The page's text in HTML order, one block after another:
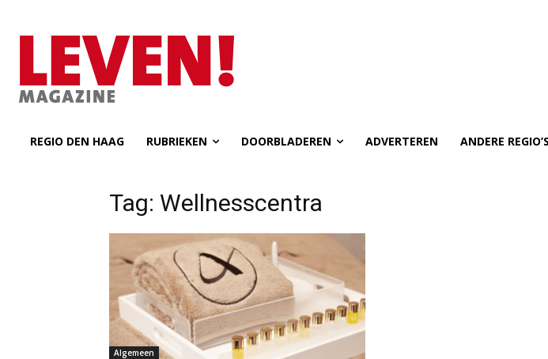
REGIO DEN HAAG RUBRIEKEN DOORBLADEREN ADVERTEREN ANDERE REGIO’S
Tag: Wellnesscentra
Algemeen